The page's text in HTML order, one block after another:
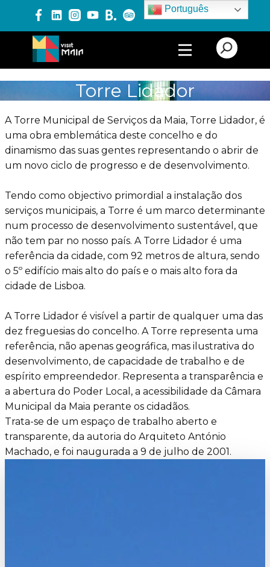
Português
PRODUTOS E SERVIÇOS
EVENTOS
BLOG
Torre Lidador
A Torre Municipal de Serviços da Maia, Torre Lidador, é
uma obra emblemática deste concelho e do
dinamismo das suas gentes representando o abrir de
um novo ciclo de progresso e de desenvolvimento.
Tendo como objectivo primordial a instalação dos
serviços municipais, a Torre é um marco determinante
num processo de desenvolvimento sustentável, que
não tem par no nosso país. A Torre Lidador é uma
referência da cidade, com 92 metros de altura, sendo
o 5º edifício mais alto do país e o mais alto fora da
cidade de Lisboa.
A Torre Lidador é visível a partir de qualquer uma das
dez freguesias do concelho. A Torre representa uma
referência, não apenas geográfica, mas ilustrativa do
desenvolvimento, de capacidade de trabalho e de
espírito empreendedor. Representa a transparência e
a abertura do Poder Local, a acessibilidade da Câmara
Municipal da Maia perante os cidadãos.
Trata-se de um espaço de trabalho aberto e
transparente, da autoria do Arquiteto António
Machado, e foi naugurada a 9 de julho de 2001.